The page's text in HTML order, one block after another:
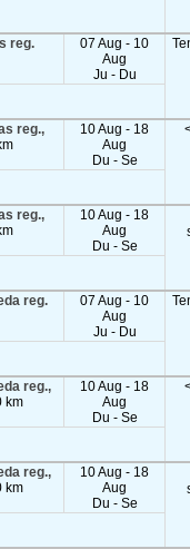
reg.
07 Aug - 10
Aug
Ju - Du
reg.,
10 Aug - 18
Aug
Du - Se
reg.,
10 Aug - 18
Aug
Du - Se
reg.
07 Aug - 10
Aug
Ju - Du
reg.,
km
10 Aug - 18
Aug
Du - Se
reg.,
km
10 Aug - 18
Aug
Du - Se